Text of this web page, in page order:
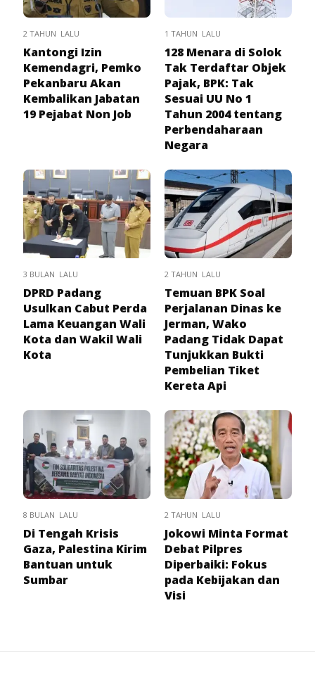
2 TAHUN LALU
Kantongi Izin
Kemendagri, Pemko
Pekanbaru Akan
Kembalikan Jabatan
19 Pejabat Non Job
1 TAHUN LALU
128 Menara di Solok
Tak Terdaftar Objek
Pajak, BPK: Tak
Sesuai UU No 1
Tahun 2004 tentang
Perbendaharaan
Negara
3 BULAN LALU
DPRD Padang
Usulkan Cabut Perda
Lama Keuangan Wali
Kota dan Wakil Wali
Kota
2 TAHUN LALU
Temuan BPK Soal
Perjalanan Dinas ke
Jerman, Wako
Padang Tidak Dapat
Tunjukkan Bukti
Pembelian Tiket
Kereta Api
8 BULAN LALU
Di Tengah Krisis
Gaza, Palestina Kirim
Bantuan untuk
Sumbar
2 TAHUN LALU
Jokowi Minta Format
Debat Pilpres
Diperbaiki: Fokus
pada Kebijakan dan
Visi